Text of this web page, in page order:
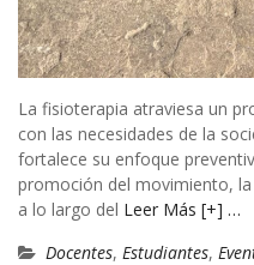
La fisioterapia atraviesa un
con las necesidades de la
fortalece su enfoque
promoción del movimiento,
a lo largo del Leer Más [+] …
Docentes, Estudiantes,